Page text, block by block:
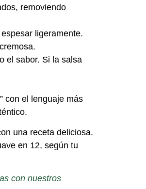
removiendo
ligeramente.
el sabor. Si la salsa
con el lenguaje más
una receta deliciosa.
en 12, según tu
con nuestros